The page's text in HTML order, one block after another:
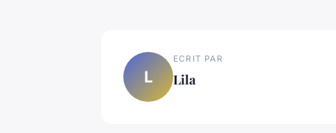
L
ECRIT PAR
Lila